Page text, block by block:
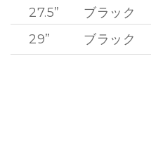
27.5”
29”
ブラック
ブラック